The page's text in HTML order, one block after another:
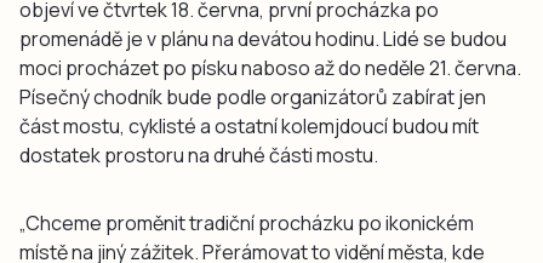
objeví ve čtvrtek 18. června, první procházka po
promenádě je v plánu na devátou hodinu. Lidé se budou
moci procházet po písku naboso až do neděle 21. června.
Písečný chodník bude podle organizátorů zabírat jen
část mostu, cyklisté a ostatní kolemjdoucí budou mít
dostatek prostoru na druhé části mostu.
„Chceme proměnit tradiční procházku po ikonickém
místě na jiný zážitek. Přerámovat to vidění města, kde